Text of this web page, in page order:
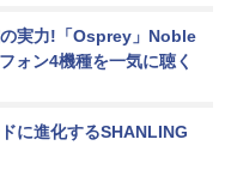
実力!「Osprey」Noble
ォン4機種を一気に聴く
に進化するSHANLING